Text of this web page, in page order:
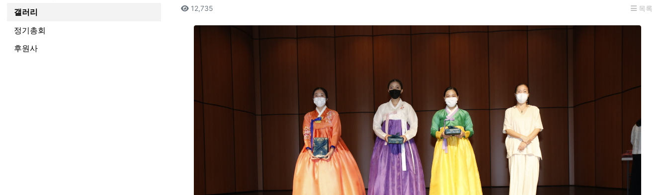
컨텐츠 정보
12,735조회 목록
본문
갤러리
정기총회
후원사